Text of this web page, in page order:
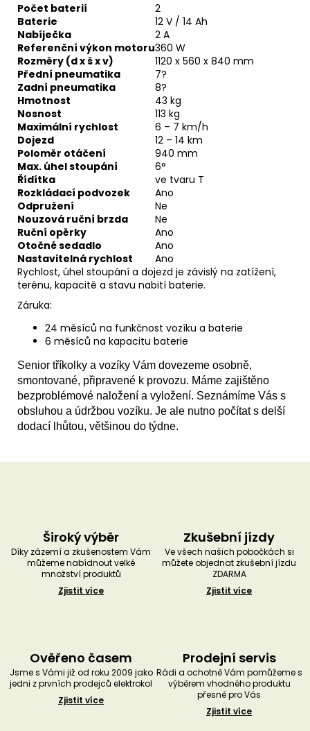
Počet baterií
2
Baterie
12 V / 14 Ah
Nabíječka
2 A
Referenční výkon motoru360 W
Rozměry (d x š x v)
1120 x 560 x 840 mm
Přední pneumatika
7?
Zadní pneumatika
8?
Hmotnost
43 kg
Nosnost
113 kg
Maximální rychlost
6 – 7 km/h
Dojezd
12 – 14 km
Poloměr otáčení
940 mm
Max. úhel stoupání
6°
Řídítka
ve tvaru T
Rozkládací podvozek
Ano
Odpružení
Ne
Nouzová ruční brzda
Ne
Ruční opěrky
Ano
Otočné sedadlo
Ano
Nastavitelná rychlost
Ano
Rychlost, úhel stoupání a dojezd je závislý na zatížení,
terénu, kapacitě a stavu nabití baterie.
Záruka:
24 měsíců na funkčnost vozíku a baterie
6 měsíců na kapacitu baterie
Senior tříkolky a vozíky Vám dovezeme osobně,
smontované, připravené k provozu. Máme zajištěno
bezproblémové naložení a vyložení. Seznámíme Vás s
obsluhou a údržbou vozíku. Je ale nutno počítat s delší
dodací lhůtou, většinou do týdne.
Široký výběr
Díky zázemí a zkušenostem Vám
můžeme nabídnout velké
množství produktů
Zjistit více
Zkušební jízdy
Ve všech našich pobočkách si
můžete objednat zkušební jízdu
ZDARMA
Zjistit více
Ověřeno časem
Jsme s Vámi již od roku 2009 jako
jedni z prvních prodejců elektrokol
Zjistit více
Prodejní servis
Rádi a ochotně Vám pomůžeme s
výběrem vhodného produktu
přesně pro Vás
Zjistit více